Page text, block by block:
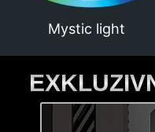
Mystic light